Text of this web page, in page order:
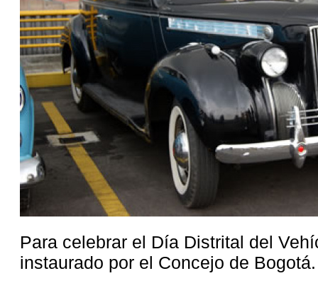
Para celebrar el Día Distrital del
instaurado por el Concejo de Bogotá.